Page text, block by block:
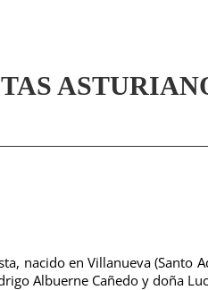
nacido en Villanueva (Santo
Albuerne Cañedo y doña